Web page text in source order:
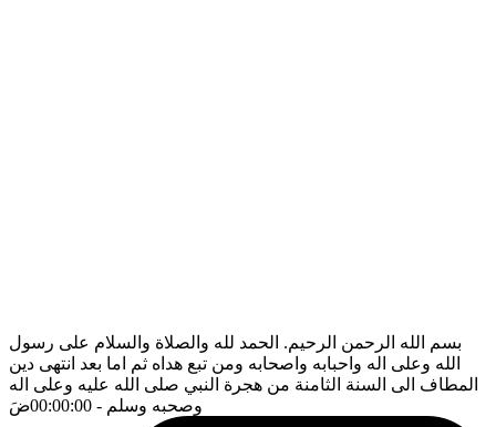
بسم الله الرحمن الرحيم. الحمد لله والصلاة والسلام على رسول
الله وعلى اله واحبابه واصحابه ومن تبع هداه ثم اما بعد انتهى دين
المطاف الى السنة الثامنة من هجرة النبي صلى الله عليه وعلى اله
وصحبه وسلم - 00:00:00 ضَ